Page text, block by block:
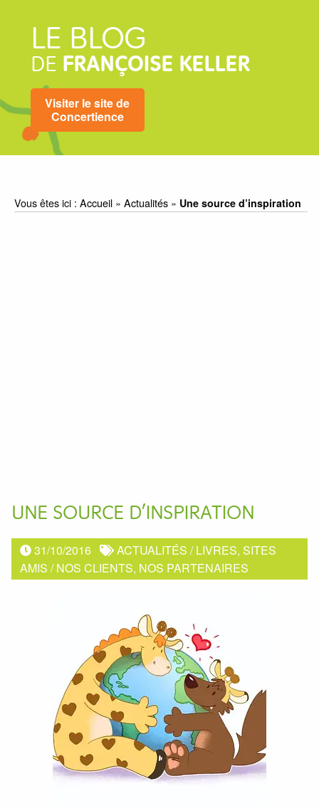
LE BLOG
DE FRANÇOISE KELLER
Visiter le site de
Concertience
Vous êtes ici :Accueil »Actualités » Une source d’inspiration
UNE SOURCE D’INSPIRATION
31/10/2016 ACTUALITÉS /LIVRES, SITES
AMIS /NOS CLIENTS, NOS PARTENAIRES